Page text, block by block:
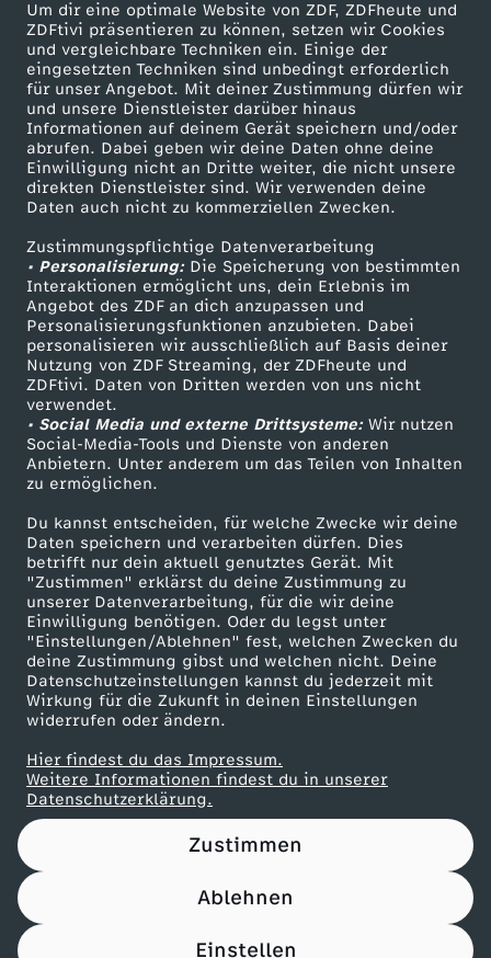
Um dir eine optimale Website von ZDF, ZDFheute und
ZDFtivi präsentieren zu können, setzen wir Cookies
und vergleichbare Techniken ein. Einige der
eingesetzten Techniken sind unbedingt erforderlich
für unser Angebot. Mit deiner Zustimmung dürfen wir
und unsere Dienstleister darüber hinaus
Informationen auf deinem Gerät speichern und/oder
abrufen. Dabei geben wir deine Daten ohne deine
Einwilligung nicht an Dritte weiter, die nicht unsere
direkten Dienstleister sind. Wir verwenden deine
Daten auch nicht zu kommerziellen Zwecken.
Zustimmungspflichtige Datenverarbeitung
• Personalisierung:Die Speicherung von bestimmten
Interaktionen ermöglicht uns, dein Erlebnis im
Angebot des ZDF an dich anzupassen und
Personalisierungsfunktionen anzubieten. Dabei
personalisieren wir ausschließlich auf Basis deiner
Nutzung von ZDF Streaming, der ZDFheute und
ZDFtivi. Daten von Dritten werden von uns nicht
verwendet.
• Social Media und externe Drittsysteme:Wir nutzen
Social-Media-Tools und Dienste von anderen
Anbietern. Unter anderem um das Teilen von Inhalten
zu ermöglichen.
Du kannst entscheiden, für welche Zwecke wir deine
Daten speichern und verarbeiten dürfen. Dies
betrifft nur dein aktuell genutztes Gerät. Mit
"Zustimmen" erklärst du deine Zustimmung zu
unserer Datenverarbeitung, für die wir deine
Einwilligung benötigen. Oder du legst unter
"Einstellungen/Ablehnen" fest, welchen Zwecken du
deine Zustimmung gibst und welchen nicht. Deine
Datenschutzeinstellungen kannst du jederzeit mit
Wirkung für die Zukunft in deinen Einstellungen
widerrufen oder ändern.
Hier findest du das Impressum.
Weitere Informationen findest du in unserer
Datenschutzerklärung.
Zustimmen
Ablehnen
Einstellen
h
C
a
r
e
e
r
f
o
l
g
r
e
i
c
h
Mehr ZDF
ZDF-Apps
Smart TV
ZDFtext
Livestreams
Sendungen A-Z
TV-Programm
Service
ZDFmitreden
Kontakt zum ZDF
Tickets
Zuschauerservice
Hilfe
ZDF Unternehmen
Karriere
ZDF goes Schule
Werbefernsehen
Mainzelmännchen
Partner
Nutzungsbedingungen
Impressum